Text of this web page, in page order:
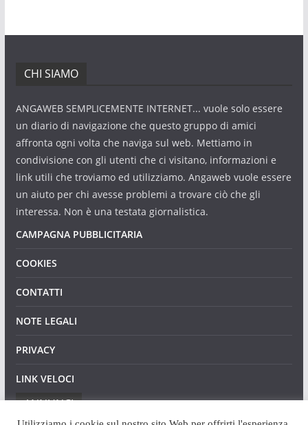
CHI SIAMO
ANGAWEB SEMPLICEMENTE INTERNET... vuole solo essere
un diario di navigazione che questo gruppo di amici
affronta ogni volta che naviga sul web. Mettiamo in
condivisione con gli utenti che ci visitano, informazioni e
link utili che troviamo ed utilizziamo. Angaweb vuole essere
un aiuto per chi avesse problemi a trovare ciò che gli
interessa. Non è una testata giornalistica.
CAMPAGNA PUBBLICITARIA
COOKIES
CONTATTI
NOTE LEGALI
PRIVACY
LINK VELOCI
ANNUNCI